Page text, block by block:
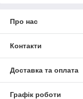
Про нас
Контакти
Доставка та оплата
Графік роботи